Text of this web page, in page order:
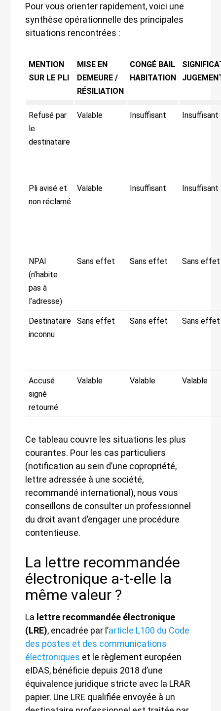
Pour vous orienter rapidement, voici une
synthèse opérationnelle des principales
situations rencontrées :
MENTION
SUR LE PLI
MISE EN
DEMEURE /
RÉSILIATION
CONGÉ BAIL
HABITATION
Refusé par
le
destinataire
Valable Insuffisant Insuffisant
Pli avisé et
non réclamé
Valable Insuffisant Insuffisant
NPAI
(n’habite
pas à
l’adresse)
Sans effet Sans effet Sans effet
Destinataire
inconnu
Sans effet Sans effet Sans effet
Accusé
signé
retourné
Valable Valable Valable
Ce tableau couvre les situations les plus
courantes. Pour les cas particuliers
(notification au sein d’une copropriété,
lettre adressée à une société,
recommandé international), nous vous
conseillons de consulter un professionnel
du droit avant d’engager une procédure
contentieuse.
La lettre recommandée
électronique a-t-elle la
même valeur ?
La lettre recommandée électronique
(LRE), encadrée par l’article L100 du Code
des postes et des communications
électroniques et le règlement européen
eIDAS, bénéficie depuis 2018 d’une
équivalence juridique stricte avec la LRAR
papier. Une LRE qualifiée envoyée à un